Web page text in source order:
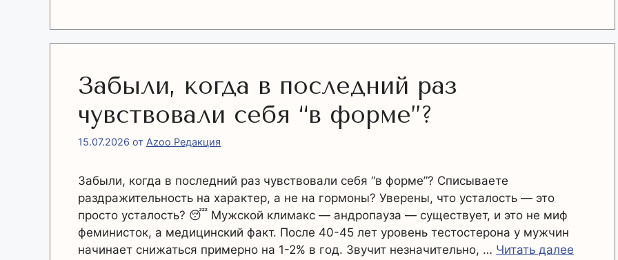
Забыли, когда в последний раз
чувствовали себя “в форме”?
15.07.2026 от Azoo Редакция
Забыли, когда в последний раз чувствовали себя “в форме”? Списываете
раздражительность на характер, а не на гормоны? Уверены, что усталость — это
просто усталость? 😴 Мужской климакс — андропауза — существует, и это не миф
феминисток, а медицинский факт. После 40-45 лет уровень тестостерона у мужчин
начинает снижаться примерно на 1-2% в год. Звучит незначительно, … Читать далее